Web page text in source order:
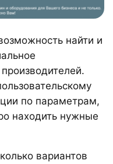
найти и
по параметрам,
находить нужные
вариантов